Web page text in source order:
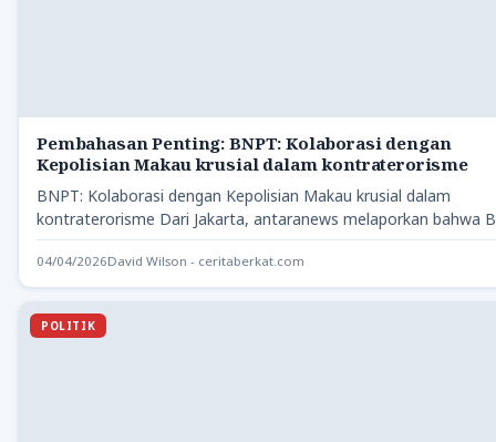
Pembahasan Penting: BNPT: Kolaborasi dengan
Kepolisian Makau krusial dalam kontraterorisme
BNPT: Kolaborasi dengan Kepolisian Makau krusial dalam
kontraterorisme Dari Jakarta, antaranews melaporkan bahwa
Nasional Penanggulangan Terorisme (BNPT)…
04/04/2026David Wilson - ceritaberkat.com
POLITIK